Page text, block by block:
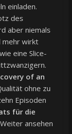
einladen.
des
aber niemals
mehr wirkt
wie eine Slice-
of an
ohne zu
Episoden
für die
ansehen